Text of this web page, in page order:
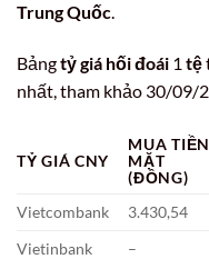
Trung Quốc.
Bảngtỷ giá hối đoái 1 tệ
nhất, tham khảo 30/09/
TỶ GIÁ CNY
MUA TIỀN
MẶT
(ĐỒNG)
Vietcombank 3.430,54
Vietinbank
–